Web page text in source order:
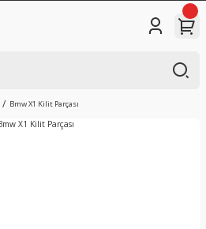
Bmw X1 Kilit Parçası